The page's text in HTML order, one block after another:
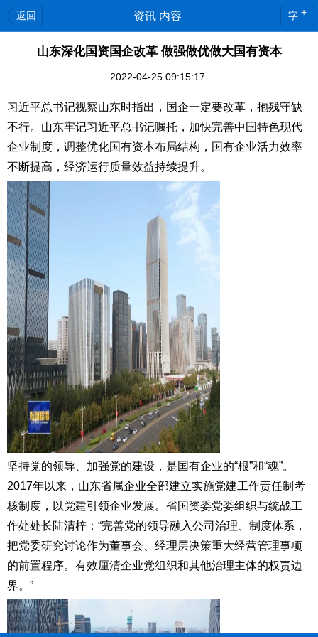
返回 资讯 内容 字 +
山东深化国资国企改革 做强做优做大国有资本
2022-04-25 09:15:17
习近平总书记视察山东时指出，国企一定要改革，抱残守缺
不行。山东牢记习近平总书记嘱托，加快完善中国特色现代
企业制度，调整优化国有资本布局结构，国有企业活力效率
不断提高，经济运行质量效益持续提升。
坚持党的领导、加强党的建设，是国有企业的“根”和“魂”。
2017年以来，山东省属企业全部建立实施党建工作责任制考
核制度，以党建引领企业发展。省国资委党委组织与统战工
作处处长陆清梓：“完善党的领导融入公司治理、制度体系，
把党委研究讨论作为董事会、经理层决策重大经营管理事项
的前置程序。有效厘清企业党组织和其他治理主体的权责边
界。”